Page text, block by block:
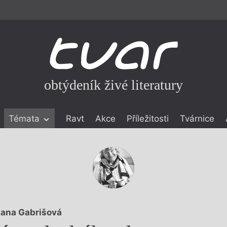
obtýdeník živé literatury
Témata Ravt Akce Příležitosti Tvárnice
Gabrišová